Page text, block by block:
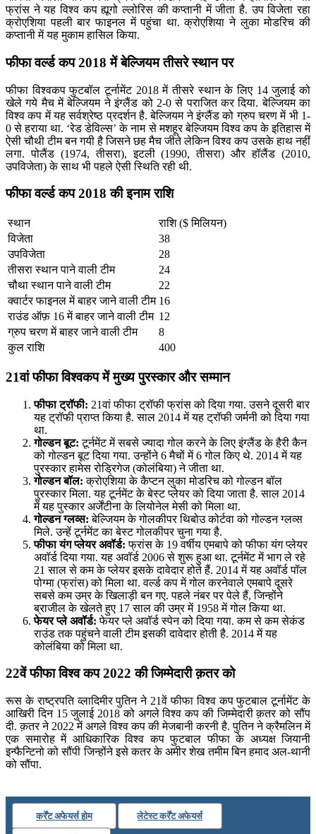
फ्रांस ने यह विश्व कप ह्यूगो ल्लोरिस की कप्तानी में जीता है. उप विजेता रहा
क्रोएशिया पहली बार फाइनल में पहुंचा था. क्रोएशिया ने लुका मोडरिच की
कप्तानी में यह मुकाम हासिल किया.
फीफा वर्ल्ड कप 2018 में बेल्जियम तीसरे स्थान पर
फीफा विश्वकप फुटबॉल टूर्नामेंट 2018 में तीसरे स्थान के लिए 14 जुलाई को
खेले गये मैच में बेल्जियम ने इंग्लैंड को 2-0 से पराजित कर दिया. बेल्जियम का
विश्व कप में यह सर्वश्रेष्ठ प्रदर्शन है. बेल्जियम ने इंग्लैंड को ग्रुप चरण में भी 1-
0 से हराया था. ‘रेड डेविल्स’ के नाम से मशहूर बेल्जियम विश्व कप के इतिहास में
ऐसी चौथी टीम बन गयी है जिसने छह मैच जीते लेकिन विश्व कप उसके हाथ नहीं
लगा. पोलैंड (1974, तीसरा), इटली (1990, तीसरा) और हॉलैंड (2010,
उपविजेता) के साथ भी पहले ऐसी स्थिति रही थी.
फीफा वर्ल्ड कप 2018 की इनाम राशि
स्थान
राशि ($ मिलियन)
विजेता
38
उपविजेता
28
तीसरा स्थान पाने वाली टीम
24
चौथा स्थान पाने वाली टीम
22
क्वार्टर फाइनल में बाहर जाने वाली टीम 16
राउंड ऑफ़ 16 में बाहर जाने वाली टीम 12
ग्रुप चरण में बाहर जाने वाली टीम
8
कुल राशि
400
21वां फीफा विश्वकप में मुख्य पुरस्कार और सम्मान
फीफा ट्रॉफी: 21वां फीफा ट्रॉफी फ्रांस को दिया गया. उसने दूसरी बार
यह ट्रॉफी प्राप्त किया है. साल 2014 में यह ट्रॉफी जर्मनी को दिया गया
था.
गोल्डन बूट: टूर्नमेंट में सबसे ज्यादा गोल करने के लिए इंग्लैंड के हैरी कैन
को गोल्डन बूट दिया गया. उन्होंने 6 मैचों में 6 गोल किए थे. 2014 में यह
पुरस्कार हामेस रोड्रिगेज (कोलंबिया) ने जीता था.
गोल्डन बॉल: क्रोएशिया के कैप्टन लुका मोडरिच को गोल्डन बॉल
पुरस्कार मिला. यह टूर्नमेंट के बेस्ट प्लेयर को दिया जाता है. साल 2014
में यह पुस्कार अर्जेंटीना के लियोनेल मेसी को मिला था.
गोल्डन ग्लव्स: बेल्जियम के गोलकीपर थिबोउ कोर्टवा को गोल्डन ग्लव्स
मिले. उन्हें टूर्नमेंट का बेस्ट गोलकीपर चुना गया है.
फीफा यंग प्लेयर अवॉर्ड: फ्रांस के 19 वर्षीय एमबापे को फीफा यंग प्लेयर
अवॉर्ड दिया गया. यह अवॉर्ड 2006 से शुरू हुआ था. टूर्नमेंट में भाग ले रहे
21 साल से कम के प्लेयर इसके दावेदार होते हैं. 2014 में यह अवॉर्ड पॉल
पोग्मा (फ्रांस) को मिला था. वर्ल्ड कप में गोल करनेवाले एमबापे दूसरे
सबसे कम उम्र के खिलाड़ी बन गए. पहले नंबर पर पेले हैं, जिन्होंने
ब्राजील के खेलते हुए 17 साल की उम्र में 1958 में गोल किया था.
फेयर प्ले अवॉर्ड: फेयर प्ले अवॉर्ड स्पेन को दिया गया. कम से कम सेकंड
राउंड तक पहुंचने वाली टीम इसकी दावेदार होती है. 2014 में यह
कोलंबिया को मिला था.
22वें फीफा विश्व कप 2022 की जिम्मेदारी क़तर को
रूस के राष्ट्रपति व्लादिमीर पुतिन ने 21वें फीफा विश्व कप फुटबाल टूर्नामेंट के
आखिरी दिन 15 जुलाई 2018 को अगले विश्व कप की जिम्मेदारी क़तर को सौंप
दी. क़तर ने 2022 में अगले विश्व कप की मेजबानी करनी है. पुतिन ने क्रैमलिन में
एक समारोह में आधिकारिक विश्व कप फुटबाल फीफा के अध्यक्ष जियानी
इन्फैन्टिनो को सौंपी जिन्होंने इसे कतर के अमीर शेख तमीम बिन हमाद अल-थानी
को सौंपा.
कर्रेंट अफेयर्स होम लेटेस्ट कर्रेंट अफेयर्स